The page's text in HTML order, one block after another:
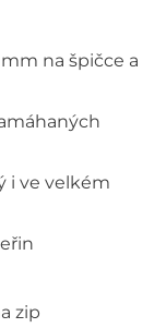
na špičce a
i ve velkém
zip